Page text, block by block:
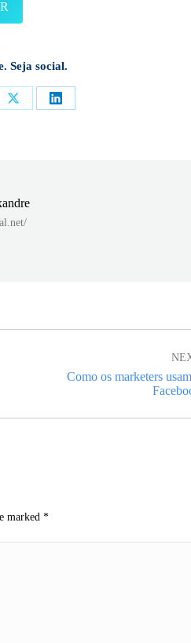
Seja social.
Share
Share
Como os marketers
marked *